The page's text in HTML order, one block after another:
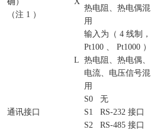
（注 1 ）
热电阻、热电偶混
用
L
输入为（ 4 线制，
Pt100 、 Pt1000 ）
热电阻、热电偶、
电流、电压信号混
用
通讯接口
S0
无
S1
RS-232 接口
S2
RS-485 接口